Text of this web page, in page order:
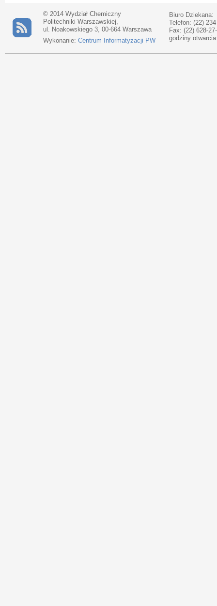
© 2014 Wydział Chemiczny
Politechniki Warszawskiej,
ul. Noakowskiego 3, 00-664 Warszawa
Wykonanie: Centrum Informatyzacji PW
Biuro Dziekana:
Telefon: (22)
Fax: (22) 628-
godziny